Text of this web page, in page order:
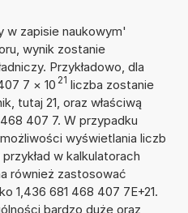
w zapisie naukowym'
wynik zostanie
Przykładowo, dla
7 × 10 21 liczba zostanie
tutaj 21, oraz właściwą
407 7. W przypadku
wyświetlania liczb
w kalkulatorach
również zastosować
1,436 681 468 407 7E+21.
bardzo duże oraz